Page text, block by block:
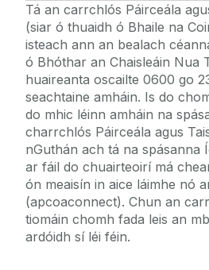
Tá an carrchlós Páirceála
(siar ó thuaidh ó Bhaile na
isteach ann an bealach
ó Bhóthar an Chaisleáin Nua
huaireanta oscailte 0600 go
seachtaine amháin. Is do
do mhic léinn amháin na
charrchlós Páirceála agus
nGuthán ach tá na spásanna
ar fáil do chuairteoirí má
ón meaisín in aice láimhe nó
(apcoaconnect). Chun an
tiomáin chomh fada leis an
ardóidh sí léi féin.